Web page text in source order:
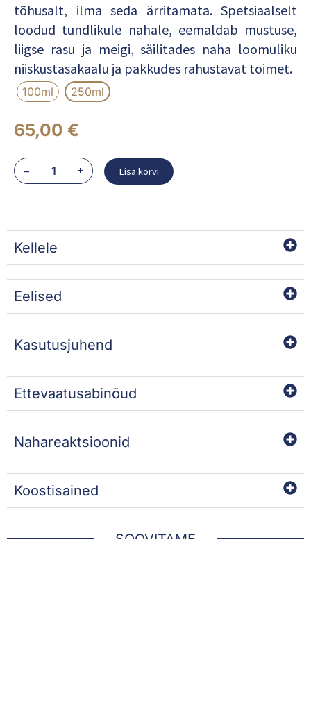
tõhusalt, ilma seda ärritamata. Spetsiaalselt
loodud tundlikule nahale, eemaldab mustuse,
liigse rasu ja meigi, säilitades naha loomuliku
niiskustasakaalu ja pakkudes rahustavat toimet.
100ml 250ml
65,00 €
–
EAU
MICELLAIRE
+ Lisa korvi
Kellele
Eelised
Kasutusjuhend
Ettevaatusabinõud
Nahareaktsioonid
Koostisained
SOOVITAME